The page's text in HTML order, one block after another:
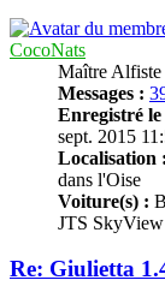
CocoNats
Maître Alfiste
Messages :
Enregistré le
sept. 2015
Localisation :
dans l'Oise
Voiture(s) :
JTS SkyView
Re: Giulietta